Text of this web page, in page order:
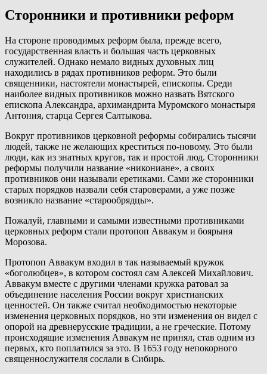
Сторонники и противники реформ
На стороне проводимых реформ была, прежде всего,
государственная власть и большая часть церковных
служителей. Однако немало видных духовных лиц
находились в рядах противников реформ. Это были
священники, настоятели монастырей, епископы. Среди
наиболее видных противников можно назвать Вятского
епископа Александра, архимандрита Муромского монастыря
Антония, старца Сергея Салтыкова.
Вокруг противников церковной реформы собирались тысячи
людей, также не желающих креститься по-новому. Это были
люди, как из знатных кругов, так и простой люд. Сторонники
реформы получили название «никониане», а своих
противников они называли еретиками. Сами же сторонники
старых порядков назвали себя староверами, а уже позже
возникло название «старообрядцы».
Пожалуй, главными и самыми известными противниками
церковных реформ стали протопоп Аввакум и боярыня
Морозова.
Протопоп Аввакум входил в так называемый кружок
«боголюбцев», в котором состоял сам Алексей Михайлович.
Аввакум вместе с другими членами кружка ратовал за
объединение населения России вокруг христианских
ценностей. Он также считал необходимостью некоторые
изменения церковных порядков, но эти изменения он видел с
опорой на древнерусские традиции, а не греческие. Потому
происходящие изменения Аввакум не принял, став одним из
первых, кто поплатился за это. В 1653 году непокорного
священнослужителя сослали в Сибирь.